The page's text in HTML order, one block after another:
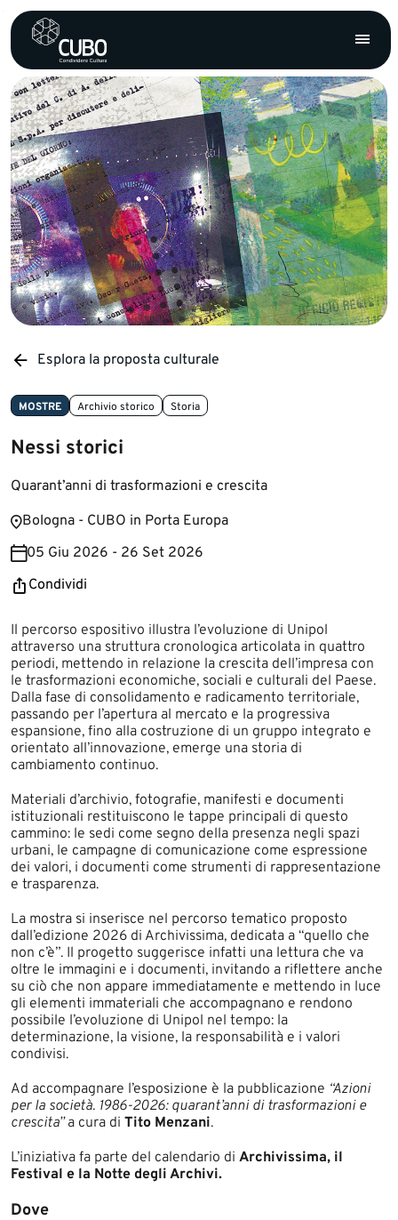
Esplora la proposta culturale
MOSTRE Archivio storico Storia
Nessi storici
Quarant’anni di trasformazioni e crescita
Bologna - CUBO in Porta Europa
05 Giu 2026 - 26 Set 2026
Condividi
Il percorso espositivo illustra l’evoluzione di Unipol
attraverso una struttura cronologica articolata in quattro
periodi, mettendo in relazione la crescita dell’impresa con
le trasformazioni economiche, sociali e culturali del Paese.
Dalla fase di consolidamento e radicamento territoriale,
passando per l’apertura al mercato e la progressiva
espansione, fino alla costruzione di un gruppo integrato e
orientato all’innovazione, emerge una storia di
cambiamento continuo.
Materiali d’archivio, fotografie, manifesti e documenti
istituzionali restituiscono le tappe principali di questo
cammino: le sedi come segno della presenza negli spazi
urbani, le campagne di comunicazione come espressione
dei valori, i documenti come strumenti di rappresentazione
e trasparenza.
La mostra si inserisce nel percorso tematico proposto
dall’edizione 2026 di Archivissima, dedicata a “quello che
non c’è”. Il progetto suggerisce infatti una lettura che va
oltre le immagini e i documenti, invitando a riflettere anche
su ciò che non appare immediatamente e mettendo in luce
gli elementi immateriali che accompagnano e rendono
possibile l’evoluzione di Unipol nel tempo: la
determinazione, la visione, la responsabilità e i valori
condivisi.
Ad accompagnare l’esposizione è la pubblicazione “Azioni
per la società. 1986-2026: quarant’anni di trasformazioni e
crescita”a cura di Tito Menzani.
L’iniziativa fa parte del calendario di Archivissima, il
Festival e la Notte degli Archivi.
Dove